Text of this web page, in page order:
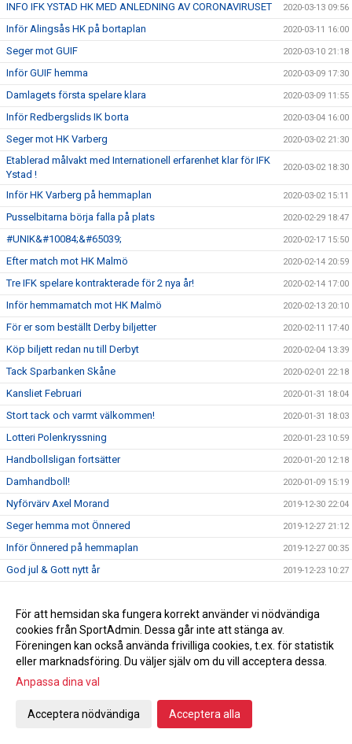
INFO IFK YSTAD HK MED ANLEDNING AV CORONAVIRUSET 2020-03-13 09:56
Inför Alingsås HK på bortaplan 2020-03-11 16:00
Seger mot GUIF 2020-03-10 21:18
Inför GUIF hemma 2020-03-09 17:30
Damlagets första spelare klara 2020-03-09 11:55
Inför Redbergslids IK borta 2020-03-04 16:00
Seger mot HK Varberg 2020-03-02 21:30
Etablerad målvakt med Internationell erfarenhet klar för IFK
Ystad !
2020-03-02 18:30
Inför HK Varberg på hemmaplan 2020-03-02 15:11
Pusselbitarna börja falla på plats 2020-02-29 18:47
#UNIK&#10084;&#65039; 2020-02-17 15:50
Efter match mot HK Malmö 2020-02-14 20:59
Tre IFK spelare kontrakterade för 2 nya år! 2020-02-14 17:00
Inför hemmamatch mot HK Malmö 2020-02-13 20:10
För er som beställt Derby biljetter 2020-02-11 17:40
Köp biljett redan nu till Derbyt 2020-02-04 13:39
Tack Sparbanken Skåne 2020-02-01 22:18
Kansliet Februari 2020-01-31 18:04
Stort tack och varmt välkommen! 2020-01-31 18:03
Lotteri Polenkryssning 2020-01-23 10:59
Handbollsligan fortsätter 2020-01-20 12:18
Damhandboll! 2020-01-09 15:19
Nyförvärv Axel Morand 2019-12-30 22:04
Seger hemma mot Önnered 2019-12-27 21:12
Inför Önnered på hemmaplan 2019-12-27 00:35
God jul & Gott nytt år 2019-12-23 10:27
Svenska mästarna gästar Ystad Arena 2019-12-18
Vi söker ny kanslist 2019-12-16 23:50
En julhälsning från en utav våra sponsorer 2019-12-16 17:37
Vinst mot Önnered
Inför bortamatch mot Önnereds HK
Förmån på hotellnätter
För att hemsidan ska fungera korrekt använder vi nödvändiga
cookies från SportAdmin. Dessa går inte att stänga av.
Föreningen kan också använda frivilliga cookies, t.ex. för statistik
eller marknadsföring. Du väljer själv om du vill acceptera dessa.
Anpassa dina val
Acceptera nödvändiga Acceptera alla